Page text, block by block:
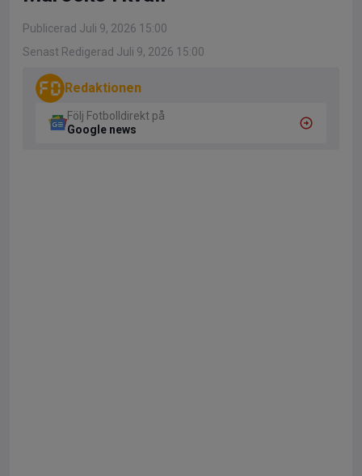
Publicerad Juli 9, 2026 15:00
Senast Redigerad Juli 9, 2026 15:00
Redaktionen
Följ Fotbolldirekt på
Google news